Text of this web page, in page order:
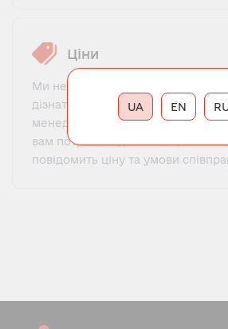
Ціни
Ми не пропонуємо фіксований
дізнатися ціну, потрібно
менеджером, познайомитися,
вам потрібно і для яких цілей.
повідомить ціну та умови
UA EN